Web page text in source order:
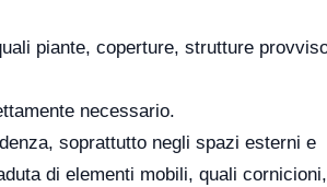
piante, coperture, strutture
necessario.
soprattutto negli spazi esterni e
di elementi mobili, quali cornicioni,